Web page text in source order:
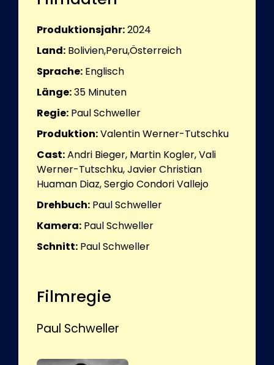
Produktionsjahr:2024
Land: Bolivien,Peru,Österreich
Sprache: Englisch
Länge:35 Minuten
Regie: Paul Schweller
Produktion:Valentin Werner-Tutschku
Cast:Andri Bieger, Martin Kogler, Vali
Werner-Tutschku, Javier Christian
Huaman Diaz, Sergio Condori Vallejo
Drehbuch: Paul Schweller
Kamera: Paul Schweller
Schnitt: Paul Schweller
Filmregie
Paul Schweller